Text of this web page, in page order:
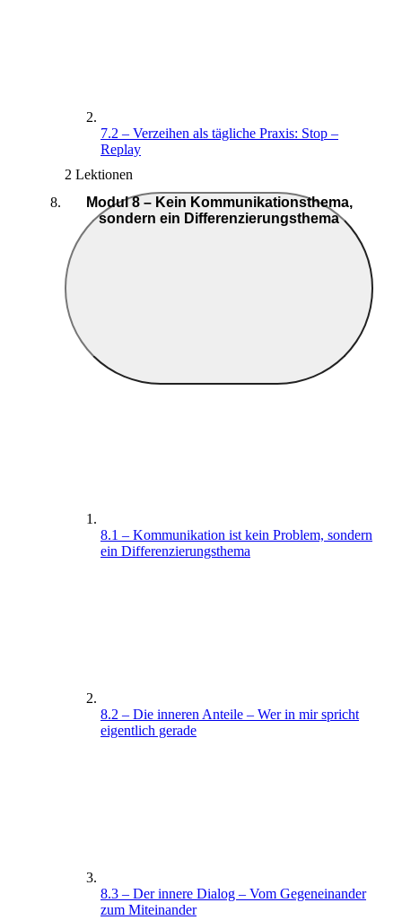
7.2 – Verzeihen als tägliche Praxis: Stop –
Replay
2 Lektionen
Modul 8 – Kein Kommunikationsthema,
sondern ein Differenzierungsthema
8.1 – Kommunikation ist kein Problem, sondern
ein Differenzierungsthema
8.2 – Die inneren Anteile – Wer in mir spricht
eigentlich gerade
8.3 – Der innere Dialog – Vom Gegeneinander
zum Miteinander